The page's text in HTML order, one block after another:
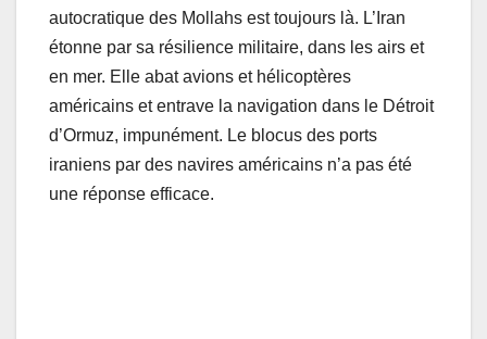
autocratique des Mollahs est toujours là. L’Iran
étonne par sa résilience militaire, dans les airs et
en mer. Elle abat avions et hélicoptères
américains et entrave la navigation dans le Détroit
d’Ormuz, impunément. Le blocus des ports
iraniens par des navires américains n’a pas été
une réponse efficace.